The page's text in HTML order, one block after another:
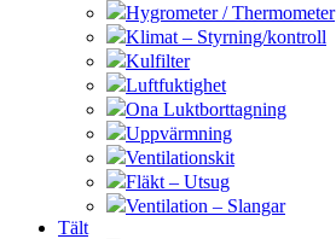
Hygrometer / Thermometer
Klimat – Styrning/kontroll
Kulfilter
Luftfuktighet
Ona Luktborttagning
Uppvärmning
Ventilationskit
Fläkt – Utsug
Ventilation – Slangar
Tält